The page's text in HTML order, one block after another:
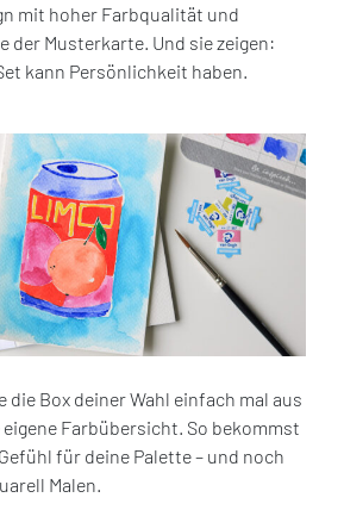
mit hoher Farbqualität und
der Musterkarte. Und sie zeigen:
kann Persönlichkeit haben.
die Box deiner Wahl einfach mal aus
Farbübersicht. So bekommst
für deine Palette – und noch
Malen.